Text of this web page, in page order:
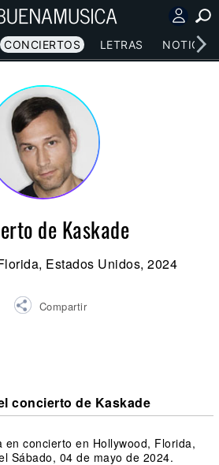
CONCIERTOS LETRAS NOTICIAS
de Kaskade
Estados Unidos, 2024
Compartir
concierto de Kaskade
en concierto en Hollywood, Florida,
Sábado, 04 de mayo de 2024.